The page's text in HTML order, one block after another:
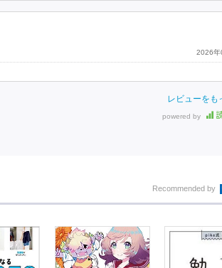
2026年
レビューをも
powered by
Recommended by